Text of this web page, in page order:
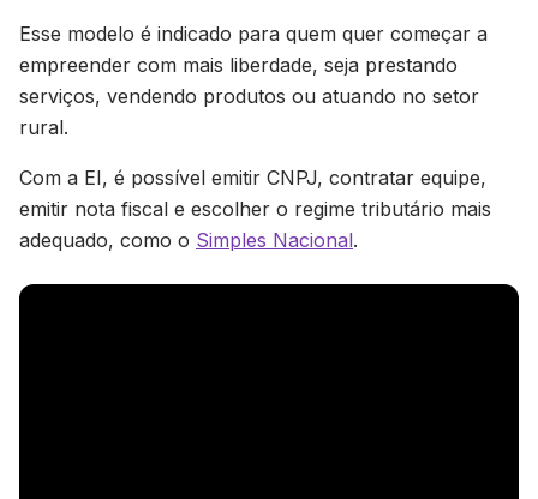
Esse modelo é indicado para quem quer começar a
empreender com mais liberdade, seja prestando
serviços, vendendo produtos ou atuando no setor
rural.
Com a EI, é possível emitir CNPJ, contratar equipe,
emitir nota fiscal e escolher o regime tributário mais
adequado, como o Simples Nacional.